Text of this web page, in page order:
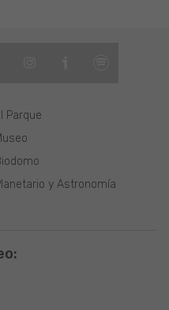
Parque
y Astronomía